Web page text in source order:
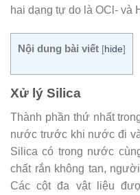
hai dạng tự do là OCl- và
Nội dung bài viết [hide]
Xử lý Silica
Thành phần thứ nhất
nước trước khi nước đi
Silica có trong nước
chất rắn không tan,
Các cột đa vật liệu